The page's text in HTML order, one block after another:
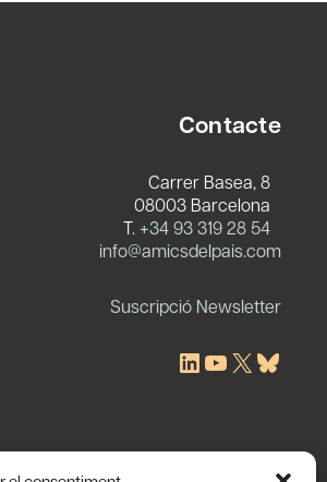
Contacte
Carrer Basea, 8
08003 Barcelona
T. +34 93 319 28 54
info@amicsdelpais.com
Suscripció Newsletter
LinkedIn
YouTube
X